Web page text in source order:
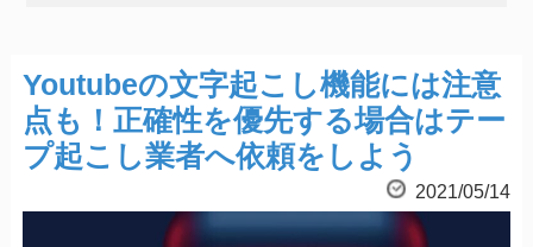
Youtubeの文字起こし機能には注意
点も！正確性を優先する場合はテー
プ起こし業者へ依頼をしよう
2021/05/14